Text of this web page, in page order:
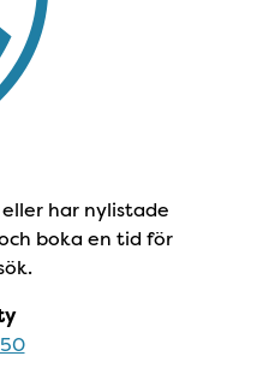
har nylistade
boka en tid för